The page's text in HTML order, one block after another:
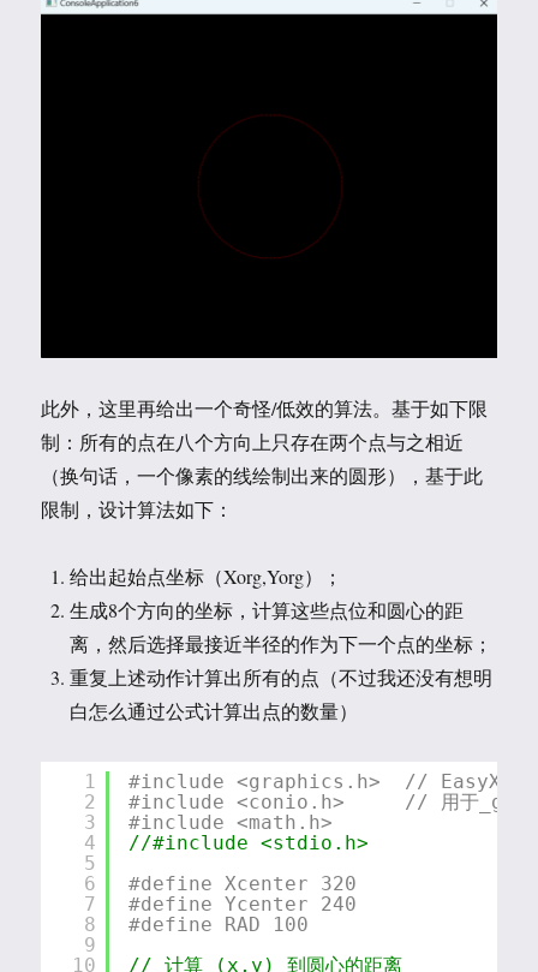
此外，这里再给出一个奇怪/低效的算法。基于如下限
制：所有的点在八个方向上只存在两个点与之相近
（换句话，一个像素的线绘制出来的圆形），基于此
限制，设计算法如下：
给出起始点坐标（Xorg,Yorg）；
生成8个方向的坐标，计算这些点位和圆心的距
离，然后选择最接近半径的作为下一个点的坐标；
重复上述动作计算出所有的点（不过我还没有想明
白怎么通过公式计算出点的数量）
1
2
3
4
5
6
7
8
9
10
#include <graphics.h>  // EasyX图形
#include <conio.h>     // 用于
#include <math.h>
//#include <stdio.h>
#define Xcenter 320
#define Ycenter 240
#define RAD 100
// 计算 (x,y) 到圆心的距离